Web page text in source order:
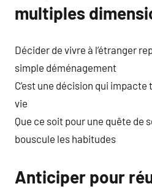
multiples
Décider de vivre à l’étranger
simple déménagement
C’est une décision qui
vie
Que ce soit pour une quête de
bouscule les habitudes
Anticiper pour